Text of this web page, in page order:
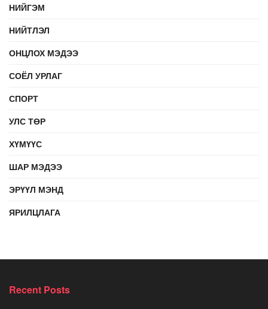
НИЙГЭМ
НИЙТЛЭЛ
ОНЦЛОХ МЭДЭЭ
СОЁЛ УРЛАГ
СПОРТ
УЛС ТӨР
ХҮМҮҮС
ШАР МЭДЭЭ
ЭРҮҮЛ МЭНД
ЯРИЛЦЛАГА
Recent Posts